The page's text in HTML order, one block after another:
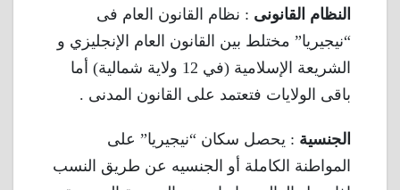
النظام القانونى : نظام القانون العام فى
“نيجيريا” مختلط بين القانون العام الإنجليزي و
الشريعة الإسلامية (في 12 ولاية شمالية) أما
باقى الولايات فتعتمد على القانون المدنى .
الجنسية : يحصل سكان “نيجيريا” على
المواطنة الكاملة أو الجنسيه عن طريق النسب